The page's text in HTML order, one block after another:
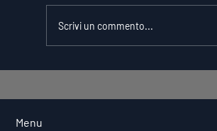
Misurabile: Perché il
Scrivi un commento...
Menu